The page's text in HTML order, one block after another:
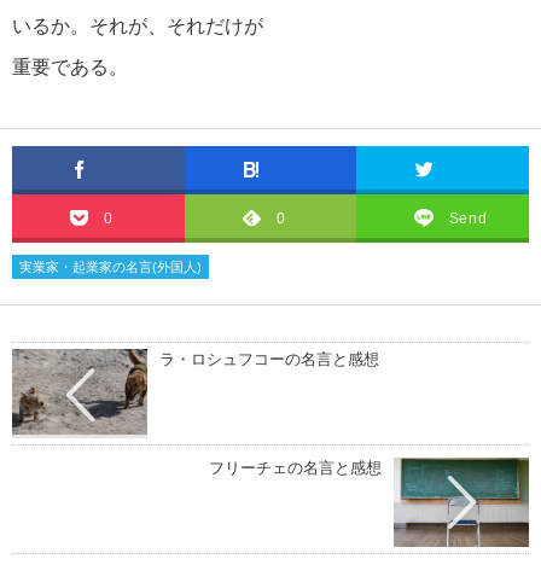
自分が強くなる名言・格言
貧乏を支える名言・格言
自殺についての名言・格言
松下幸之助の名言・格言
いるか。それが、それだけが
重要である。
0 0 Send
実業家・起業家の名言(外国人)
ラ・ロシュフコーの名言と感想
フリーチェの名言と感想